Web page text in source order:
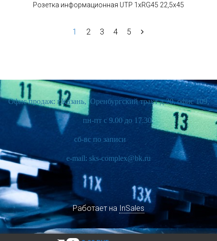
Розетка информационная UTP 1хRG45 22,5х45
1 2 3 4 5
Офис продаж: г.Казань, Оренбургский тракт д.20, офис 109,
пн-пт с 9.00 до 17.30,
сб-вс по записи
e-mail: sks-complex@bk.ru
Работает на InSales